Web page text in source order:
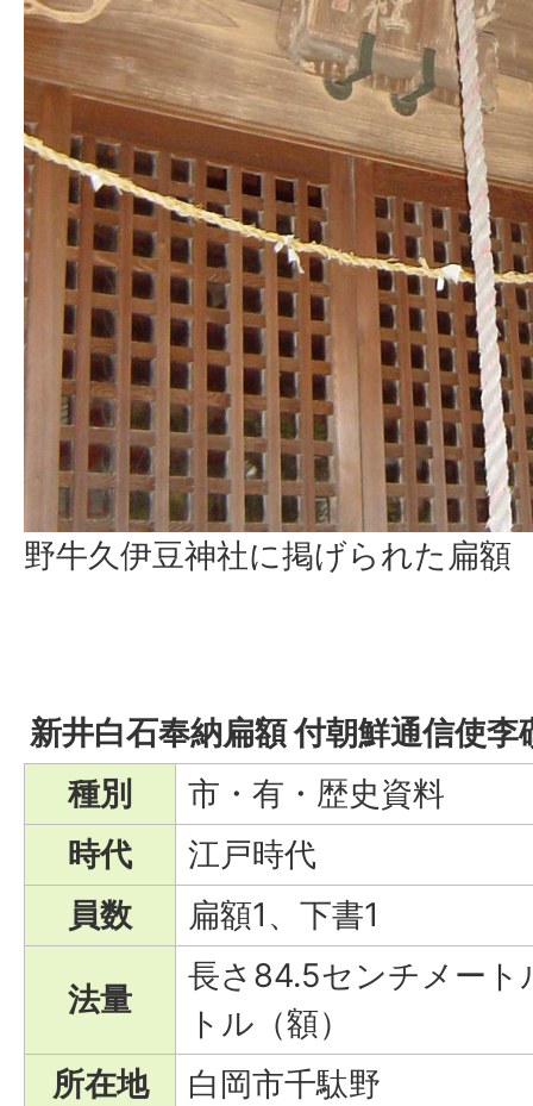
野牛久伊豆神社に掲げられた扁額
新井白石奉納扁額 付朝鮮通信使李
種別
市・有・歴史資料
時代
江戸時代
員数
扁額1、下書1
法量
長さ84.5センチメー
トル（額）
所在地
白岡市千駄野